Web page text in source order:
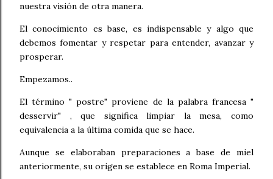
nuestra visión de otra manera.
El conocimiento es base, es indispensable y algo que
debemos fomentar y respetar para entender, avanzar y
prosperar.
Empezamos..
El término " postre" proviene de la palabra francesa "
desservir" , que significa limpiar la mesa, como
equivalencia a la última comida que se hace.
Aunque se elaboraban preparaciones a base de miel
anteriormente, su origen se establece en Roma Imperial.